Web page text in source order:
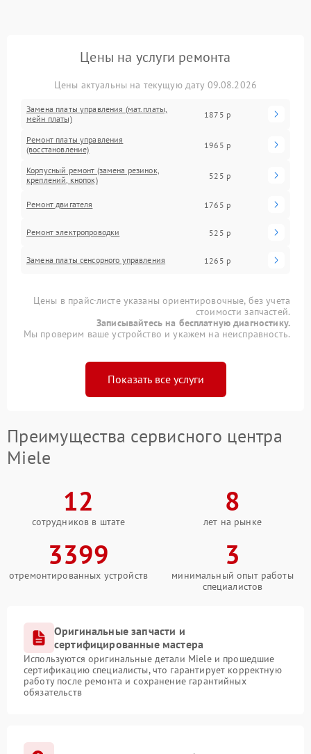
Цены на услуги ремонта
Цены актуальны на текущую дату 09.08.2026
Замена платы управления (мат.платы,
мейн платы)
1875 р
Ремонт платы управления
(восстановление)
1965 р
Корпусный ремонт (замена резинок,
креплений, кнопок)
525 р
Ремонт двигателя 1765 р
Ремонт электропроводки 525 р
Замена платы сенсорного управления 1265 р
Цены в прайс-листе указаны ориентировочные, без учета
стоимости запчастей.
Записывайтесь на бесплатную диагностику.
Мы проверим ваше устройство и укажем на неисправность.
Показать все услуги
Преимущества сервисного центра
Miele
12
сотрудников в штате
8
лет на рынке
3399
отремонтированных устройств
3
минимальный опыт работы
специалистов
Оригинальные запчасти и
сертифицированные мастера
Используются оригинальные детали Miele и прошедшие
сертификацию специалисты, что гарантирует корректную
работу после ремонта и сохранение гарантийных
обязательств